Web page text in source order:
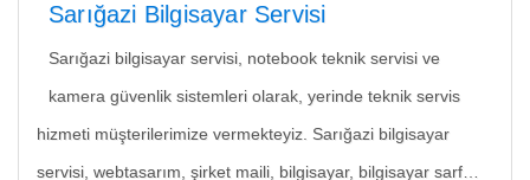
Sarığazi Bilgisayar Servisi
Sarığazi bilgisayar servisi, notebook teknik servisi ve
kamera güvenlik sistemleri olarak, yerinde teknik servis
hizmeti müşterilerimize vermekteyiz. Sarığazi bilgisayar
servisi, webtasarım, şirket maili, bilgisayar, bilgisayar sarf…